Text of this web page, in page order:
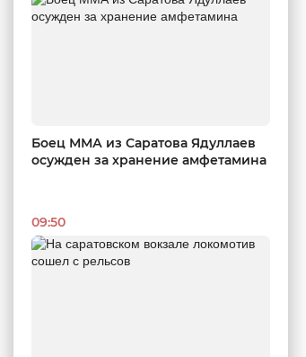
Боец ММА из Саратова Ядуллаев
осужден за хранение амфетамина
09:50